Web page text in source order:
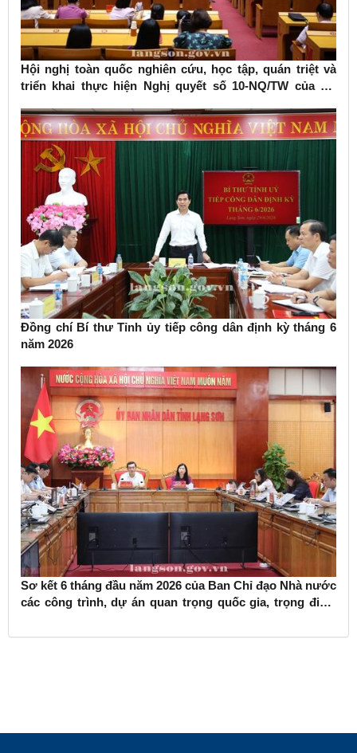
Hội nghị toàn quốc nghiên cứu, học tập, quán triệt và
triển khai thực hiện Nghị quyết số 10-NQ/TW của Bộ
Đồng chí Bí thư Tỉnh ủy tiếp công dân định kỳ tháng 6
năm 2026
Sơ kết 6 tháng đầu năm 2026 của Ban Chỉ đạo Nhà nước
các công trình, dự án quan trọng quốc gia, trọng điểm